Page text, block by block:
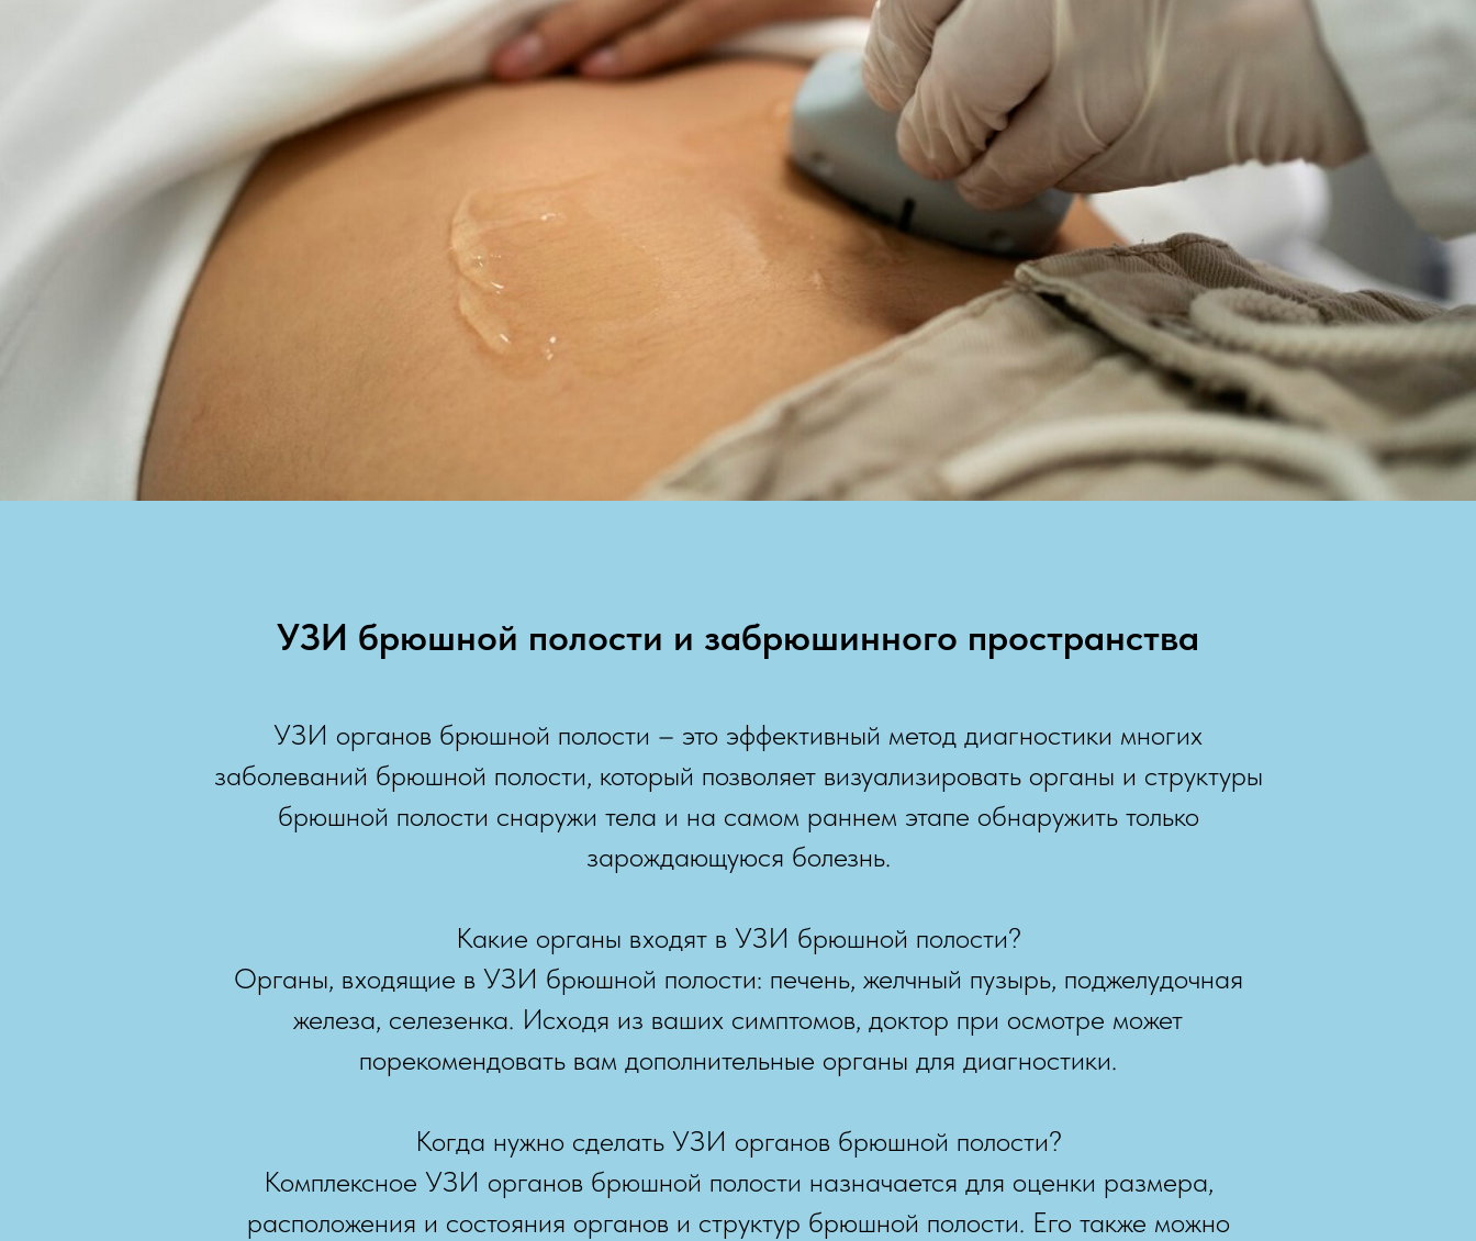
УЗИ брюшной полости и забрюшинного пространства
УЗИ органов брюшной полости – это эффективный метод диагностики многих
заболеваний брюшной полости, который позволяет визуализировать органы и структуры
брюшной полости снаружи тела и на самом раннем этапе обнаружить только
зарождающуюся болезнь.
Какие органы входят в УЗИ брюшной полости?
Органы, входящие в УЗИ брюшной полости: печень, желчный пузырь, поджелудочная
железа, селезенка. Исходя из ваших симптомов, доктор при осмотре может
порекомендовать вам дополнительные органы для диагностики.
Когда нужно сделать УЗИ органов брюшной полости?
Комплексное УЗИ органов брюшной полости назначается для оценки размера,
расположения и состояния органов и структур брюшной полости. Его также можно